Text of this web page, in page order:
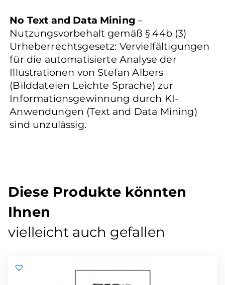
No Text and Data Mining –
Nutzungsvorbehalt gemäß § 44b (3)
Urheberrechtsgesetz: Vervielfältigungen
für die automatisierte Analyse der
Illustrationen von Stefan Albers
(Bilddateien Leichte Sprache) zur
Informationsgewinnung durch KI-
Anwendungen (Text and Data Mining)
sind unzulässig.
Diese Produkte könnten
Ihnen
vielleicht auch gefallen